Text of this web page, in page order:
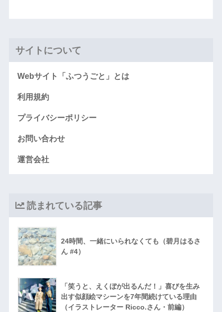
サイトについて
Webサイト「ふつうごと」とは
利用規約
プライバシーポリシー
お問い合わせ
運営会社
読まれている記事
24時間、一緒にいられなくても（碧月はるさ
ん #4）
「笑うと、えくぼが出るんだ！」喜びを生み
出す似顔絵マシーンを7年間続けている理由
（イラストレーター Ricco.さん・前編）